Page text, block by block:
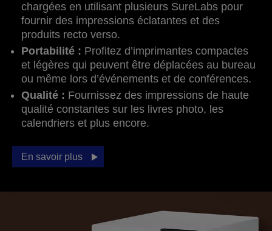
chargées en utilisant plusieurs SureLabs pour
fournir des impressions éclatantes et des
produits recto verso.
Portabilité : Profitez d’imprimantes compactes
et légères qui peuvent être déplacées au bureau
ou même lors d’événements et de conférences.
Qualité : Fournissez des impressions de haute
qualité constantes sur les livres photo, les
calendriers et plus encore.
En savoir plus